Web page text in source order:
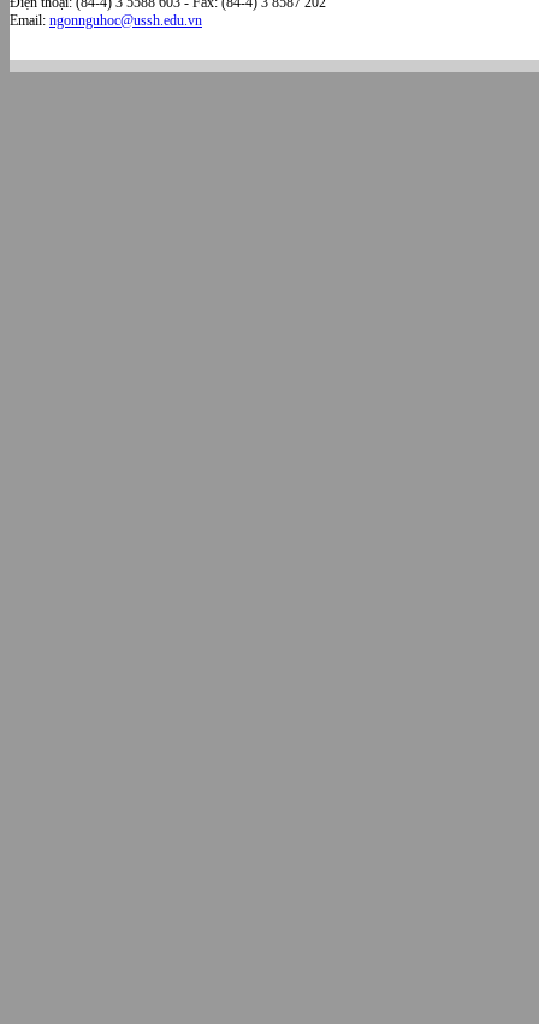
Email: ngonnguhoc@ussh.edu.vn